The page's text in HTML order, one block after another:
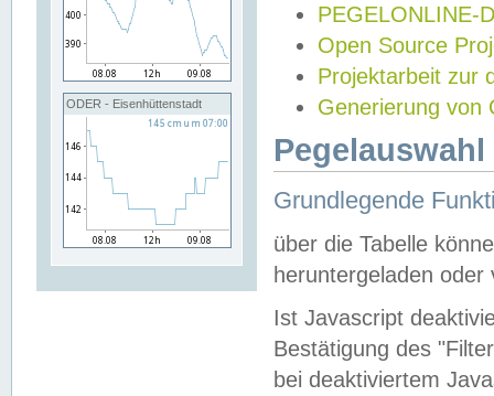
ODER - Eisenhüttenstadt
PEGELONLINE-
Open Source
Projektarbeit zur
Generierung von
Grundlegende
über die Tabelle
heruntergeladen oder
Ist Javascript
Bestätigung des
bei deaktiviertem